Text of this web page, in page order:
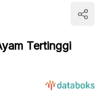
Tertinggi